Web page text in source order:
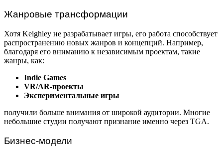
Жанровые трансформации
Хотя Keighley не разрабатывает игры, его работа способствует
распространению новых жанров и концепций. Например,
благодаря его вниманию к независимым проектам, такие
жанры, как:
Indie Games
VR/AR-проекты
Экспериментальные игры
получили больше внимания от широкой аудитории. Многие
небольшие студии получают признание именно через TGA.
Бизнес-модели